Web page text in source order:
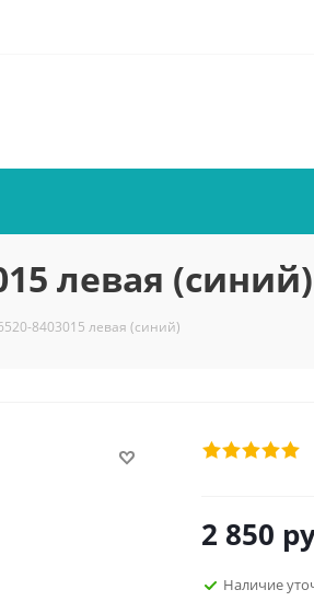
левая (синий)
8403015 левая (синий)
2 850
Наличие